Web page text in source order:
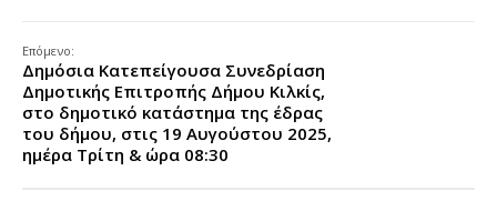
Επόμενο:
Δημόσια Κατεπείγουσα Συνεδρίαση
Δημοτικής Επιτροπής Δήμου Κιλκίς,
στο δημοτικό κατάστημα της έδρας
του δήμου, στις 19 Αυγούστου 2025,
ημέρα Τρίτη & ώρα 08:30